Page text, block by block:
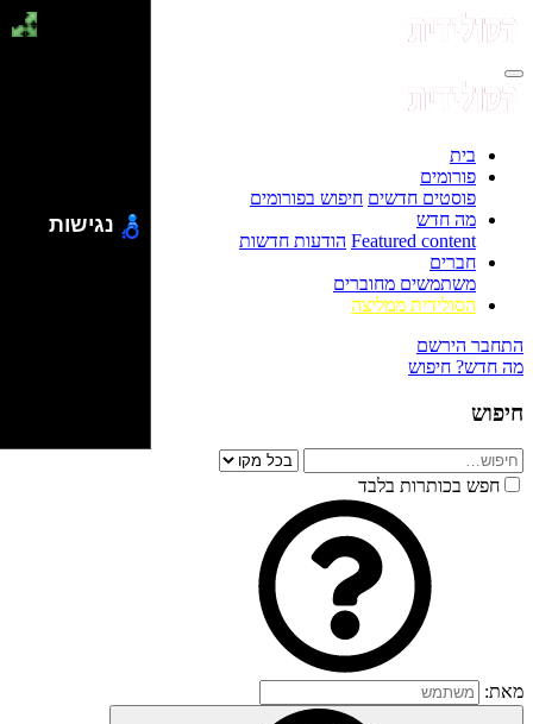
בית
פורומים
פוסטים חדשים חיפוש בפורומים
מה חדש
Featured content הודעות חדשות
חברים
משתמשים מחוברים
הסולידית ממליצה
התחבר הירשם
מה חדש? חיפוש
חיפוש
חפש בכותרות בלבד
מאת:
נגישות